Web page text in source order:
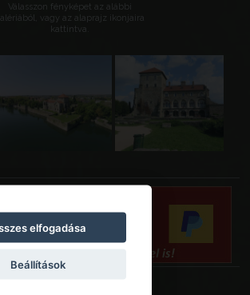
Válasszon fényképet az alábbi
vagy az alaprajz ikonjaira
kattintva.
elfogadása
Beállítások